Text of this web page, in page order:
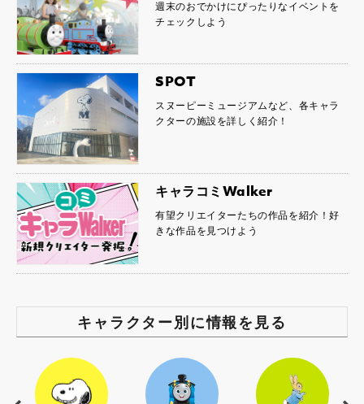
週末のおでかけにぴったりなイベントを
チェックしよう
SPOT
スヌーピーミュージアムなど、各キャラ
クターの施設を詳しく紹介！
キャラコミWalker
有望クリエイターたちの作品を紹介！好
きな作品を見つけよう
キャラクター別に情報を見る